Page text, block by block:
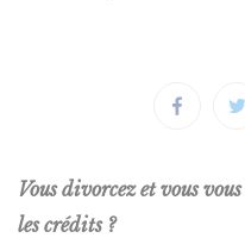
Vous divorcez et vous
les crédits ?